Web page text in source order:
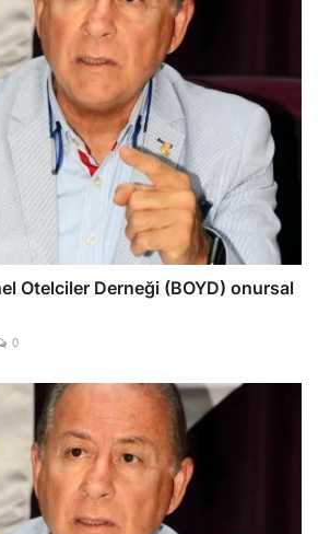
Otelciler Derneği (BOYD) onursal
0